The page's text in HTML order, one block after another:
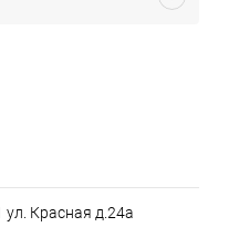
ул. Красная д.24а